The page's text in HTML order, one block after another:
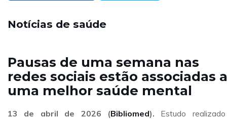
Notícias de saúde
Pausas de uma semana nas
redes sociais estão associadas a
uma melhor saúde mental
13 de abril de 2026 (Bibliomed). Estudo